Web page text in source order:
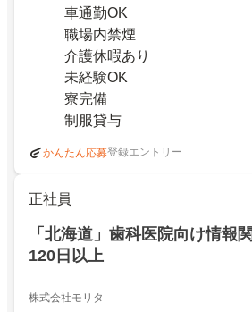
車通勤OK
職場内禁煙
介護休暇あり
未経験OK
寮完備
制服貸与
かんたん応募登録エントリー
正社員
「北海道」歯科医院向け情報
120日以上
株式会社モリタ